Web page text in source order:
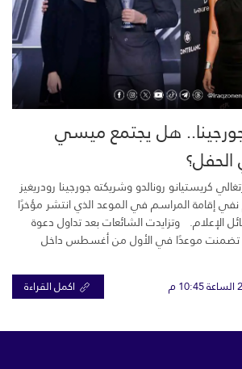
هل يجتمع ميسي
كريستيانو رونالدو وشريكته جورجينا رودريغيز
نفي إقامة المراسم في الموعد الذي انتشر مؤخرًا
الإعلام. وتزايدت الشائعات بعد تداول دعوة
تضمنت موعدًا في الأول من أغسطس داخل
اكمل القراءة